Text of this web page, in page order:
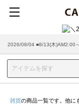
2026/08/04 ■8/13(木)AM2:00
雑貨の商品一覧です。他に